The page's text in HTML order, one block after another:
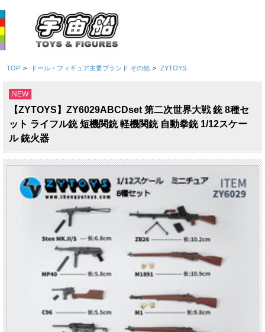
TOP > ドール・フィギュア主要ブランド その他 > ZYTOYS
NEW
【ZYTOYS】ZY6029ABCDset 第二次世界大戦 銃 8種セ
ット ライフル銃 短機関銃 軽機関銃 自動拳銃 1/12スケー
ル 銃火器